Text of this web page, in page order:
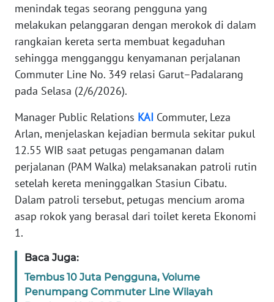
menindak tegas seorang pengguna yang
melakukan pelanggaran dengan merokok di dalam
rangkaian kereta serta membuat kegaduhan
sehingga mengganggu kenyamanan perjalanan
Commuter Line No. 349 relasi Garut–Padalarang
pada Selasa (2/6/2026).
Manager Public Relations KAI Commuter, Leza
Arlan, menjelaskan kejadian bermula sekitar pukul
12.55 WIB saat petugas pengamanan dalam
perjalanan (PAM Walka) melaksanakan patroli rutin
setelah kereta meninggalkan Stasiun Cibatu.
Dalam patroli tersebut, petugas mencium aroma
asap rokok yang berasal dari toilet kereta Ekonomi
1.
Baca Juga:
Tembus 10 Juta Pengguna, Volume
Penumpang Commuter Line Wilayah
INFO
IKLAN
TENTANG
KAMI
PEDOMAN
SIBER
REDAKSI
KARIR
DISCLAIMER
Wahana
Regional